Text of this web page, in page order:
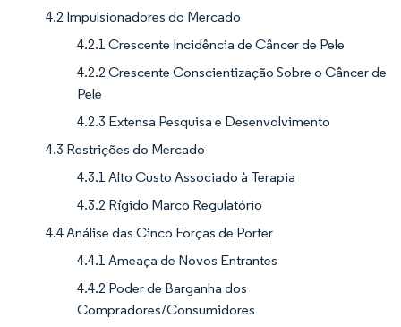
4.2 Impulsionadores do Mercado
4.2.1 Crescente Incidência de Câncer de Pele
4.2.2 Crescente Conscientização Sobre o Câncer de
Pele
4.2.3 Extensa Pesquisa e Desenvolvimento
4.3 Restrições do Mercado
4.3.1 Alto Custo Associado à Terapia
4.3.2 Rígido Marco Regulatório
4.4 Análise das Cinco Forças de Porter
4.4.1 Ameaça de Novos Entrantes
4.4.2 Poder de Barganha dos
Compradores/Consumidores